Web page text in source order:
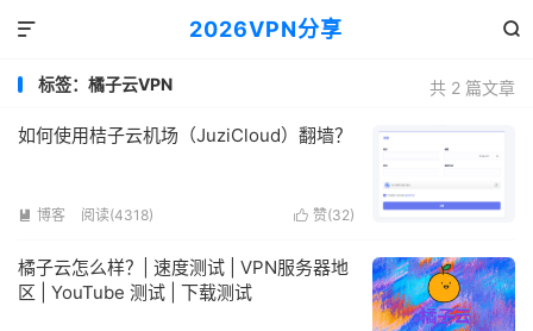
2026VPN分享 

共 2 篇文章
标签：橘子云VPN
如何使用桔子云机场（JuziCloud）翻墙？
 赞(32)
 博客 阅读(4318)
橘子云怎么样？| 速度测试 | VPN服务器地
区 | YouTube 测试 | 下载测试